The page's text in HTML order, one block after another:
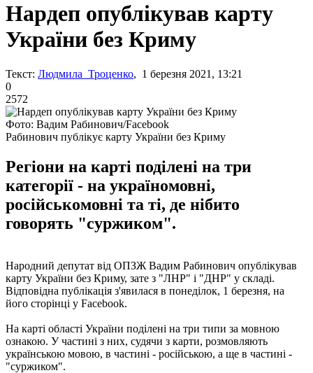
Нардеп опублікував карту
України без Криму
Текст: Людмила Троценко, 1 березня 2021, 13:21
0
2572
Фото: Вадим Рабинович/Facebook
Рабинович публікує карту України без Криму
Регіони на карті поділені на три
категорії - на україномовні,
російськомовні та ті, де нібито
говорять "суржиком".
Народний депутат від ОПЗЖ Вадим Рабинович опублікував
карту України без Криму, зате з "ЛНР" і "ДНР" у складі.
Відповідна публікація з'явилася в понеділок, 1 березня, на
його сторінці у Facebook.
На карті області України поділені на три типи за мовною
ознакою. У частині з них, судячи з карти, розмовляють
українською мовою, в частині - російською, а ще в частині -
"суржиком".